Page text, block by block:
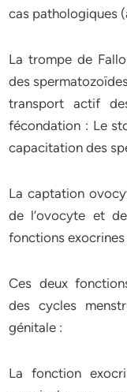
cas pathologiques
La trompe de
des
transport actif
fécondation : Le
capacitation des
La captation
de l’ovocyte et
fonctions
Ces deux
des cycles
génitale :
La fonction